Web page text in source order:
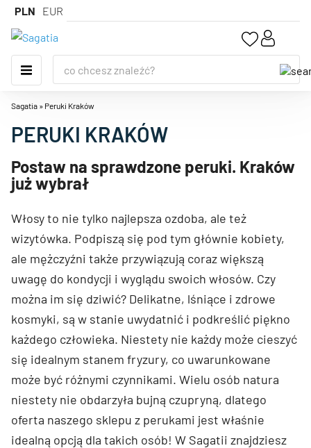
PLN EUR
Sagatia » Peruki Kraków
PERUKI KRAKÓW
Postaw na sprawdzone peruki. Kraków
już wybrał
Włosy to nie tylko najlepsza ozdoba, ale też
wizytówka. Podpiszą się pod tym głównie kobiety,
ale mężczyźni także przywiązują coraz większą
uwagę do kondycji i wyglądu swoich włosów. Czy
można im się dziwić? Delikatne, lśniące i zdrowe
kosmyki, są w stanie uwydatnić i podkreślić piękno
każdego człowieka. Niestety nie każdy może cieszyć
się idealnym stanem fryzury, co uwarunkowane
może być różnymi czynnikami. Wielu osób natura
niestety nie obdarzyła bujną czupryną, dlatego
oferta naszego sklepu z perukami jest właśnie
idealną opcją dla takich osób! W Sagatii znajdziesz